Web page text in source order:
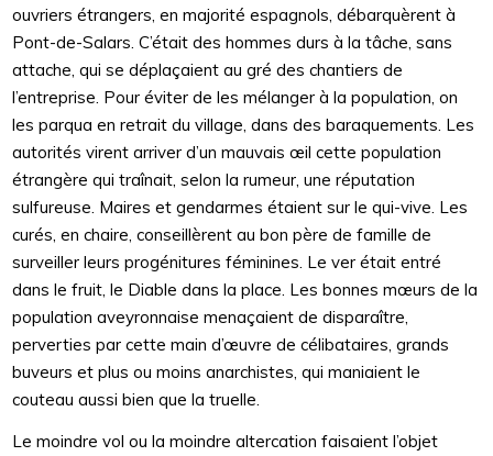
ouvriers étrangers, en majorité espagnols, débarquèrent à
Pont-de-Salars. C’était des hommes durs à la tâche, sans
attache, qui se déplaçaient au gré des chantiers de
l’entreprise. Pour éviter de les mélanger à la population, on
les parqua en retrait du village, dans des baraquements. Les
autorités virent arriver d’un mauvais œil cette population
étrangère qui traînait, selon la rumeur, une réputation
sulfureuse. Maires et gendarmes étaient sur le qui-vive. Les
curés, en chaire, conseillèrent au bon père de famille de
surveiller leurs progénitures féminines. Le ver était entré
dans le fruit, le Diable dans la place. Les bonnes mœurs de la
population aveyronnaise menaçaient de disparaître,
perverties par cette main d’œuvre de célibataires, grands
buveurs et plus ou moins anarchistes, qui maniaient le
couteau aussi bien que la truelle.
Le moindre vol ou la moindre altercation faisaient l’objet